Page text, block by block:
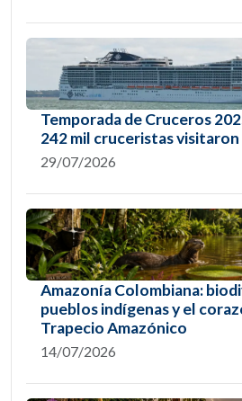
Temporada de Cruceros
242 mil cruceristas
29/07/2026
Amazonía Colombiana:
pueblos indígenas y el
Trapecio Amazónico
14/07/2026